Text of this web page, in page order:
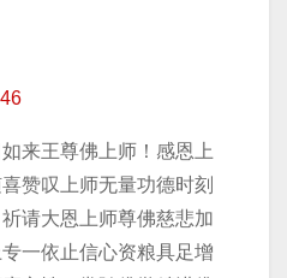
来王尊佛上师！感恩上
赞叹上师无量功德时刻
请大恩上师尊佛慈悲加
一依止信心资粮具足增